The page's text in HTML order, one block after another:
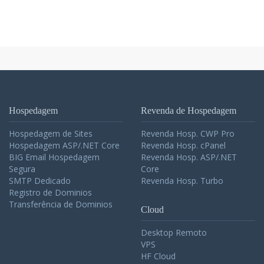
Hospedagem
Hospedagem de Sites
Hospedagem ASP/.NET Core
BIG Email Hospedagem
Segura
SMTP Dedicado
Registro de Dominios
Transferência de Dominios
Revenda de Hospedagem
Revenda Hosp. CWP Pro
Revenda Hosp. cPanel
Revenda Hosp. ASP/.NET
Core
Revenda Hosp. Turbo
Cloud
Desktop Remoto
VPS
HF Cloud